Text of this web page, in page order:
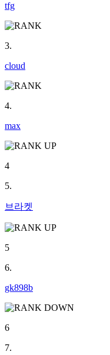
tfg
3.
cloud
4.
max
4
5.
브라켓
5
6.
gk898b
6
7.